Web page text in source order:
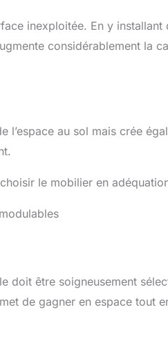
inexploitée. En y
considérablement la
l’espace au sol mais crée
le mobilier en
doit être soigneusement
de gagner en espace tout